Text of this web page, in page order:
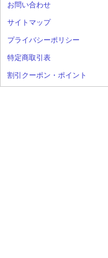
お問い合わせ
サイトマップ
プライバシーポリシー
特定商取引表
割引クーポン・ポイント